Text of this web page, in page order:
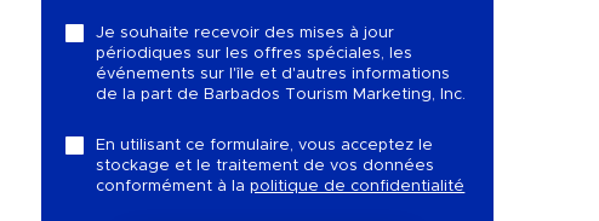
Je souhaite recevoir des mises à jour
périodiques sur les offres spéciales, les
événements sur l'île et d'autres informations
de la part de Barbados Tourism Marketing, Inc.
En utilisant ce formulaire, vous acceptez le
stockage et le traitement de vos données
conformément à lapolitique de confidentialité